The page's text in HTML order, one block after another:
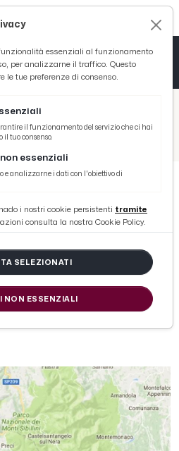
/ News
tregua. Scossa da 4.6 all'ora di pranzo
sismico senza
4.6 all'ora di
essenziali al funzionamento
per analizzarne il traffico. Questo
le tue preferenze di consenso.
il funzionamento del servizio che ci hai
il tuo consenso.
essenziali
e analizzarne i dati con l'obiettivo di
i nostri cookie persistenti tramite
consulta la nostra Cookie Policy.
SELEZIONATI
NON ESSENZIALI